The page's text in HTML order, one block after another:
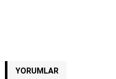
YORUMLAR